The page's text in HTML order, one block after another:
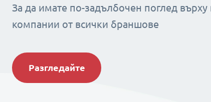
За да имате по-задълбочен поглед
компании от всички браншове
Разгледайте